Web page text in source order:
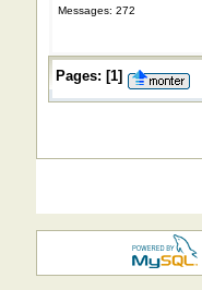
Messages: 272
Pages: [1]